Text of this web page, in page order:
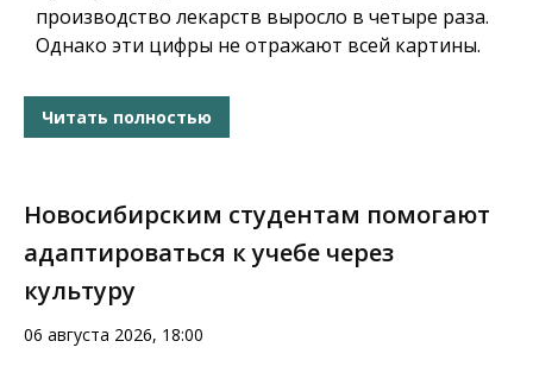
производство лекарств выросло в четыре раза.
Однако эти цифры не отражают всей картины.
Читать полностью
Новосибирским студентам помогают
адаптироваться к учебе через
культуру
06 августа 2026, 18:00